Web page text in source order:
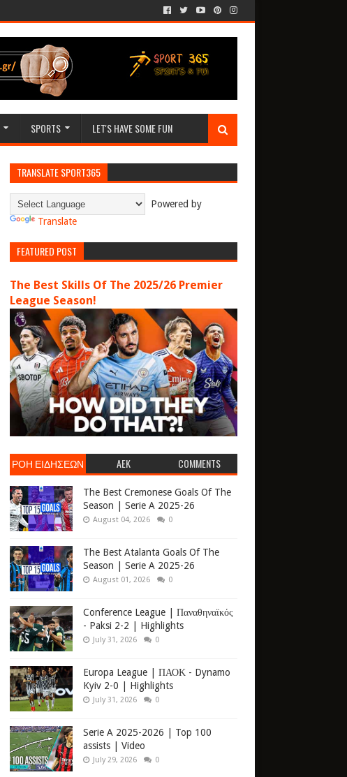
SPORTS LET'S HAVE SOME FUN
TRANSLATE SPORT365
Powered by
Translate
FEATURED POST
The Best Skills Of The 2025/26 Premier
League Season!
ΡΟΗ ΕΙΔΗΣΕΩΝ AEK COMMENTS
The Best Cremonese Goals Of The
Season | Serie A 2025-26
August 04, 2026 0
The Best Atalanta Goals Of The
Season | Serie A 2025-26
August 01, 2026 0
Conference League | Παναθηναϊκός
- Paksi 2-2 | Highlights
July 31, 2026 0
Europa League | ΠΑΟΚ - Dynamo
Kyiv 2-0 | Highlights
July 31, 2026 0
Serie A 2025-2026 | Top 100
assists | Video
July 29, 2026 0